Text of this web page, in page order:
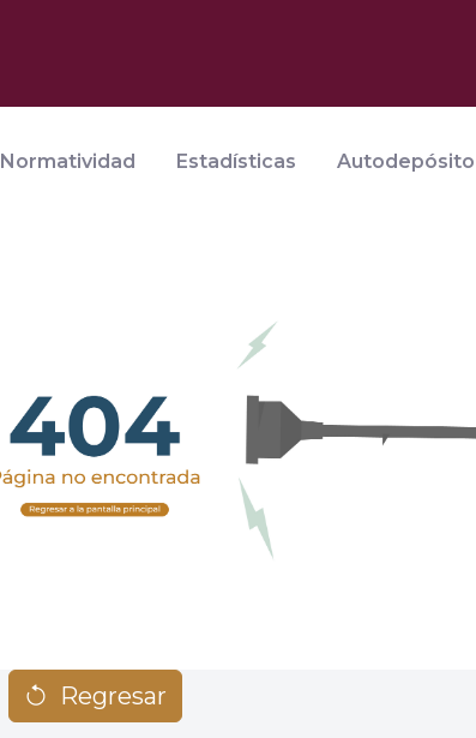
Normatividad Estadísticas Autodepósito
Regresar